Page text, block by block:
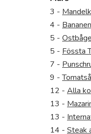
3 -
4 -
5 -
5 - Fössta
7 -
9 -
12 - Alla
13 -
13 -
14 - Steak